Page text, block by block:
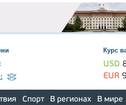
Курс
USD
EUR
Спорт В регионах В мире